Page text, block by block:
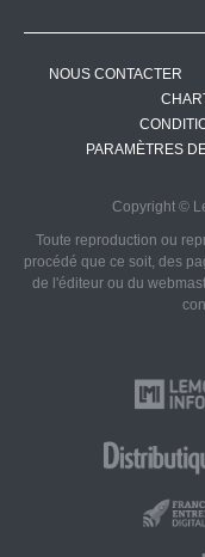
NOUS CONTACTER
PARAMÈTRES
Copyright ©
Toute reproduction ou
procédé que ce soit, des
de l'éditeur ou du